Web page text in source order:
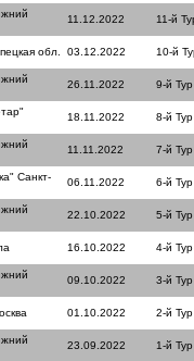
11.12.2022 11-й
обл. 03.12.2022 10-й
26.11.2022 9-й Тур
18.11.2022 8-й Тур
11.11.2022 7-й Тур
Санкт-
06.11.2022 6-й Тур
22.10.2022 5-й Тур
16.10.2022 4-й Тур
09.10.2022 3-й Тур
01.10.2022 2-й Тур
23.09.2022 1-й Тур